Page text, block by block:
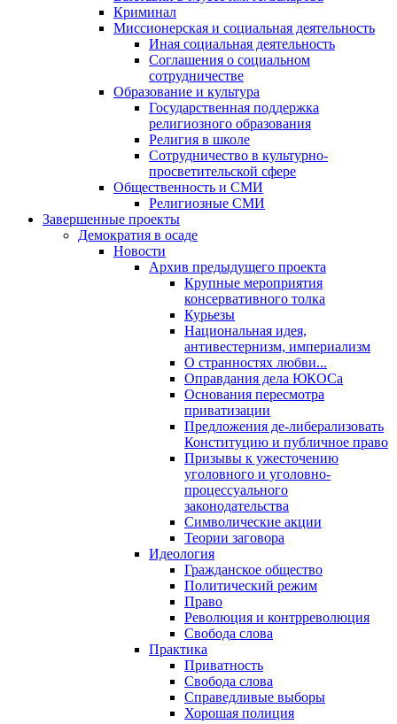
Криминал
Миссионерская и социальная деятельность
Иная социальная деятельность
Соглашения о социальном
сотрудничестве
Образование и культура
Государственная поддержка
религиозного образования
Религия в школе
Сотрудничество в культурно-
просветительской сфере
Общественность и СМИ
Религиозные СМИ
Завершенные проекты
Демократия в осаде
Новости
Архив предыдущего проекта
Крупные мероприятия
консервативного толка
Курьезы
Национальная идея,
антивестернизм, империализм
О странностях любви...
Оправдания дела ЮКОСа
Основания пересмотра
приватизации
Предложения де-либерализовать
Конституцию и публичное право
Призывы к ужесточению
уголовного и уголовно-
процессуального
законодательства
Символические акции
Теории заговора
Идеология
Гражданское общество
Политический режим
Право
Революция и контрреволюция
Свобода слова
Практика
Приватность
Свобода слова
Справедливые выборы
Хорошая полиция